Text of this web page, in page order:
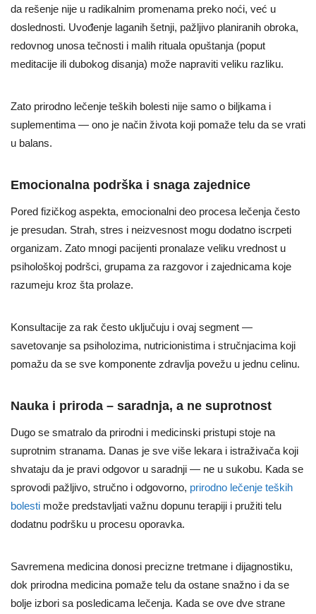
da rešenje nije u radikalnim promenama preko noći, već u
doslednosti. Uvođenje laganih šetnji, pažljivo planiranih obroka,
redovnog unosa tečnosti i malih rituala opuštanja (poput
meditacije ili dubokog disanja) može napraviti veliku razliku.
Zato prirodno lečenje teških bolesti nije samo o biljkama i
suplementima — ono je način života koji pomaže telu da se vrati
u balans.
Emocionalna podrška i snaga zajednice
Pored fizičkog aspekta, emocionalni deo procesa lečenja često
je presudan. Strah, stres i neizvesnost mogu dodatno iscrpeti
organizam. Zato mnogi pacijenti pronalaze veliku vrednost u
psihološkoj podršci, grupama za razgovor i zajednicama koje
razumeju kroz šta prolaze.
Konsultacije za rak često uključuju i ovaj segment —
savetovanje sa psiholozima, nutricionistima i stručnjacima koji
pomažu da se sve komponente zdravlja povežu u jednu celinu.
Nauka i priroda – saradnja, a ne suprotnost
Dugo se smatralo da prirodni i medicinski pristupi stoje na
suprotnim stranama. Danas je sve više lekara i istraživača koji
shvataju da je pravi odgovor u saradnji — ne u sukobu. Kada se
sprovodi pažljivo, stručno i odgovorno, prirodno lečenje teških
bolesti može predstavljati važnu dopunu terapiji i pružiti telu
dodatnu podršku u procesu oporavka.
Savremena medicina donosi precizne tretmane i dijagnostiku,
dok prirodna medicina pomaže telu da ostane snažno i da se
bolje izbori sa posledicama lečenja. Kada se ove dve strane